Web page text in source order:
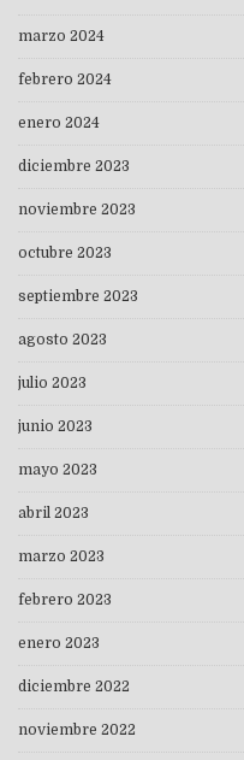
marzo 2024
febrero 2024
enero 2024
diciembre 2023
noviembre 2023
octubre 2023
septiembre 2023
agosto 2023
julio 2023
junio 2023
mayo 2023
abril 2023
marzo 2023
febrero 2023
enero 2023
diciembre 2022
noviembre 2022